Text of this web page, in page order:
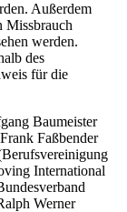
Außerdem
Missbrauch
werden.
des
für die
Baumeister
Faßbender
International
Werner